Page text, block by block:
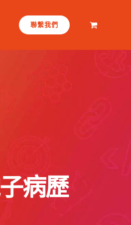
聯繫我們
病歷